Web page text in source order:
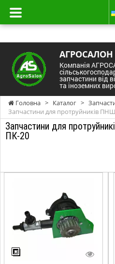
АГРОСАЛОН
Компанія
запчастини від
та іноземних
Головна > Каталог >
Запчастини для протруйників
Запчастини для
ПК-20